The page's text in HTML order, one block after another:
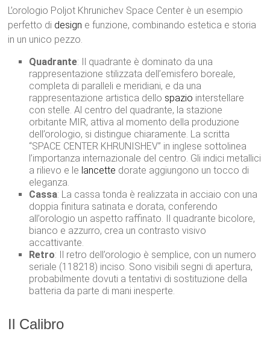
L’orologio Poljot Khrunichev Space Center è un esempio
perfetto di design e funzione, combinando estetica e storia
in un unico pezzo.
Quadrante: Il quadrante è dominato da una
rappresentazione stilizzata dell’emisfero boreale,
completa di paralleli e meridiani, e da una
rappresentazione artistica dello spazio interstellare
con stelle. Al centro del quadrante, la stazione
orbitante MIR, attiva al momento della produzione
dell’orologio, si distingue chiaramente. La scritta
“SPACE CENTER KHRUNISHEV” in inglese sottolinea
l’importanza internazionale del centro. Gli indici metallici
a rilievo e le lancette dorate aggiungono un tocco di
eleganza.
Cassa: La cassa tonda è realizzata in acciaio con una
doppia finitura satinata e dorata, conferendo
all’orologio un aspetto raffinato. Il quadrante bicolore,
bianco e azzurro, crea un contrasto visivo
accattivante.
Retro: Il retro dell’orologio è semplice, con un numero
seriale (118218) inciso. Sono visibili segni di apertura,
probabilmente dovuti a tentativi di sostituzione della
batteria da parte di mani inesperte.
Il Calibro